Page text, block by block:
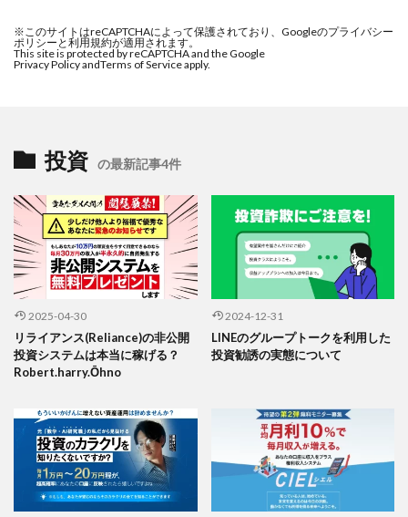
※このサイトはreCAPTCHAによって保護されており、Googleのプライバシー
ポリシーと利用規約が適用されます。
This site is protected by reCAPTCHA and the Google
Privacy Policy andTerms of Service apply.
投資 の最新記事4件
2025-04-30
リライアンス(Reliance)の非公開
投資システムは本当に稼げる？
Robert.harry.Ōhno
2024-12-31
LINEのグループトークを利用した
投資勧誘の実態について